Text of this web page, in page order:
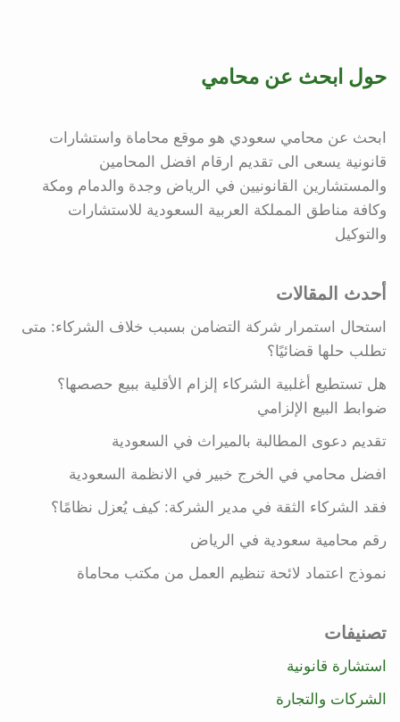
حول ابحث عن محامي
ابحث عن محامي سعودي هو موقع محاماة واستشارات
قانونية يسعى الى تقديم ارقام افضل المحامين
والمستشارين القانونيين في الرياض وجدة والدمام ومكة
وكافة مناطق المملكة العربية السعودية للاستشارات
والتوكيل
أحدث المقالات
استحال استمرار شركة التضامن بسبب خلاف الشركاء: متى
تطلب حلها قضائيًا؟
هل تستطيع أغلبية الشركاء إلزام الأقلية ببيع حصصها؟
ضوابط البيع الإلزامي
تقديم دعوى المطالبة بالميراث في السعودية
افضل محامي في الخرج خبير في الانظمة السعودية
فقد الشركاء الثقة في مدير الشركة: كيف يُعزل نظامًا؟
رقم محامية سعودية في الرياض
نموذج اعتماد لائحة تنظيم العمل من مكتب محاماة
تصنيفات
استشارة قانونية
الشركات والتجارة